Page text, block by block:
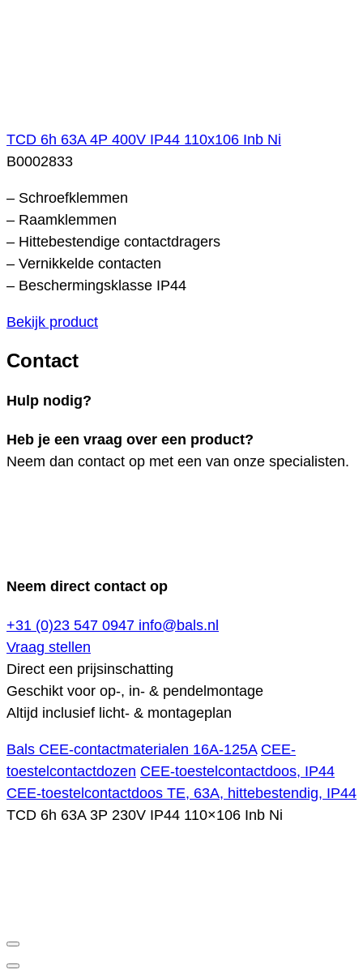
TCD 6h 63A 4P 400V IP44 110x106 Inb Ni
B0002833
– Schroefklemmen
– Raamklemmen
– Hittebestendige contactdragers
– Vernikkelde contacten
– Beschermingsklasse IP44
Bekijk product
Contact
Hulp nodig?
Heb je een vraag over een product?
Neem dan contact op met een van onze specialisten.
Neem direct contact op
+31 (0)23 547 0947 info@bals.nl
Vraag stellen
Direct een prijsinschatting
Geschikt voor op-, in- & pendelmontage
Altijd inclusief licht- & montageplan
Bals CEE-contactmaterialen 16A-125A CEE-
toestelcontactdozen CEE-toestelcontactdoos, IP44
CEE-toestelcontactdoos TE, 63A, hittebestendig, IP44
TCD 6h 63A 3P 230V IP44 110×106 Inb Ni